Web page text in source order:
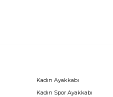
Kadın Ayakkabı
Kadın Spor Ayakkabı